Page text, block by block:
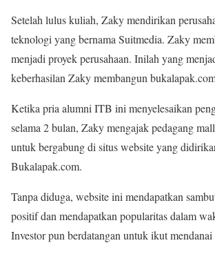
Setelah lulus kuliah, Zaky mendirikan
teknologi yang bernama Suitmedia. Zaky
menjadi proyek perusahaan. Inilah yang
keberhasilan Zaky membangun
Ketika pria alumni ITB ini menyelesaikan
selama 2 bulan, Zaky mengajak pedagang
untuk bergabung di situs website yang
Bukalapak.com.
Tanpa diduga, website ini mendapatkan
positif dan mendapatkan popularitas dalam
Investor pun berdatangan untuk ikut